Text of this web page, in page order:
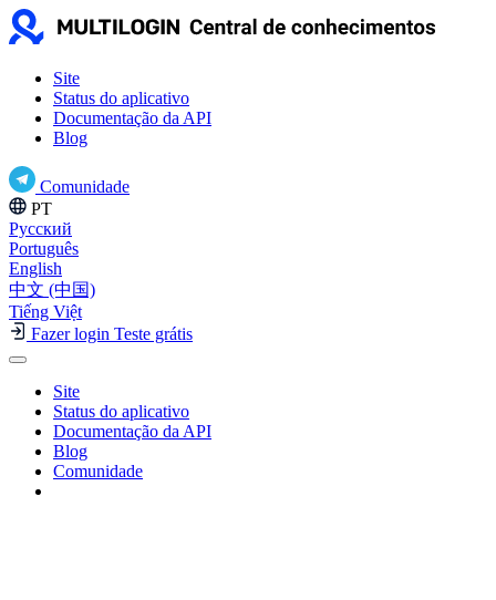
Site
Status do aplicativo
Documentação da API
Blog
Comunidade
PT
Русский
Português
English
中文 (中国)
Tiếng Việt
Fazer login Teste grátis
Site
Status do aplicativo
Documentação da API
Blog
Comunidade